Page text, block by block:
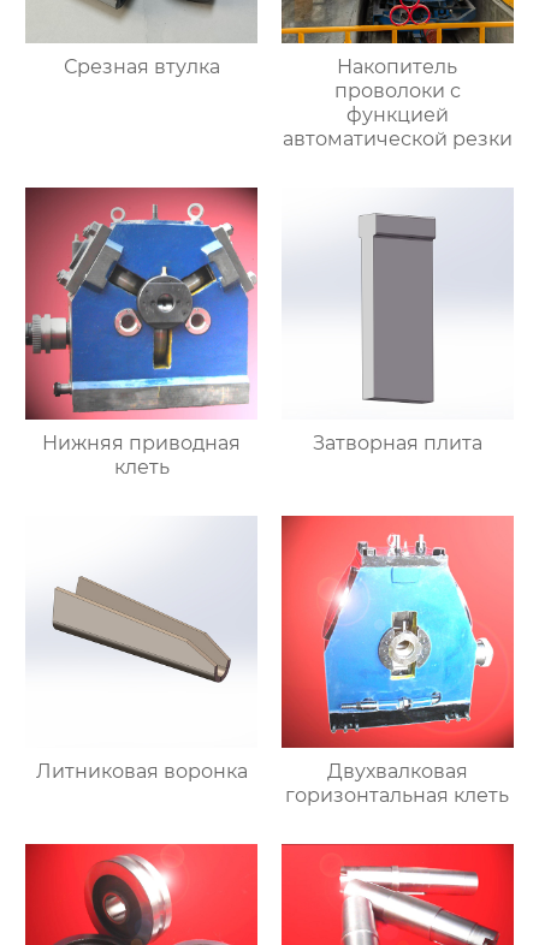
Срезная втулка
Накопитель
проволоки с
функцией
автоматической резки
Нижняя приводная
клеть
Затворная плита
Литниковая воронка
Двухвалковая
горизонтальная клеть